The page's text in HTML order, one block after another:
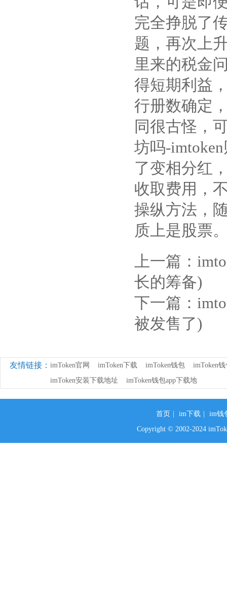
完全挣脱了
题，再次上
里来的税金
得短期利益
行册数确定
同很古怪，
坊吗-
了变相分红
收取费用，
操纵方法，
质上是股票
上一篇：
长的筹备)
下一篇：
被发售了)
友情链接： imToken官网 imToken下载 imToken钱包
imToken
imToken安装下载地址
imToken钱包app下载地
首页 im下载
im钱
Copyright © 2002-2024